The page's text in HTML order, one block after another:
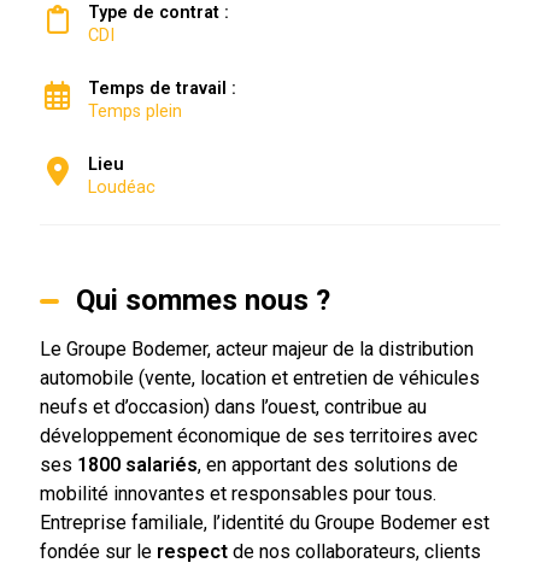
Type de contrat :
CDI
Temps de travail :
Temps plein
Lieu
Loudéac
Qui sommes nous ?
Le Groupe Bodemer, acteur majeur de la distribution
automobile (vente, location et entretien de véhicules
neufs et d’occasion) dans l’ouest, contribue au
développement économique de ses territoires avec
ses 1800 salariés, en apportant des solutions de
mobilité innovantes et responsables pour tous.
Entreprise familiale, l’identité du Groupe Bodemer est
fondée sur le respect de nos collaborateurs, clients